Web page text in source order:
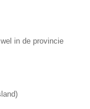
in de provincie
)